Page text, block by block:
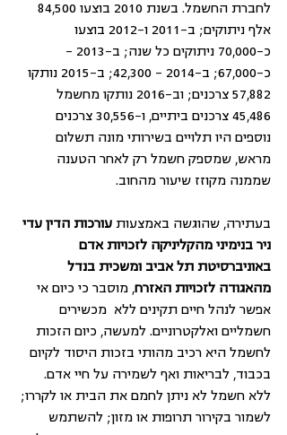
אלף ניתוקים; ב-2011 ו-2012 בוצעו
כ-70,000 ניתוקים כל שנה; ב-2013 –
כ-67,000; ב-2014 – 42,300; ב-2015 נותקו
57,882 צרכנים; וב-2016 נותקו מחשמל
45,486 צרכנים ביתיים, ו-30,556 צרכנים
נוספים היו תלויים בשירותי מונה תשלום
מראש, שמספק חשמל רק לאחר הטענה
שממנה מקוזז שיעור מהחוב.
בעתירה, שהוגשה באמצעות עורכות הדין עדי
ניר בנימיני מהקליניקה לזכויות אדם
באוניברסיטת תל אביב ומשכית בנדל
מהאגודה לזכויות האזרח, מוסבר כי כיום אי
אפשר לנהל חיים תקינים ללא  מכשירים
חשמליים ואלקטרוניים. למעשה, כיום הזכות
לחשמל היא רכיב מהותי בזכות היסוד לקיום
בכבוד, לבריאות ואף לשמירה על חיי אדם.
ללא חשמל לא ניתן לחמם את הבית או לקררו;
לשמור בקירור תרופות או מזון; להשתמש